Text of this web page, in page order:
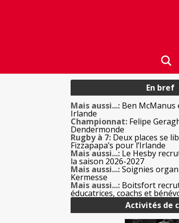
En bref
Mais aussi...: Ben McManus
Irlande
Championnat: Felipe
Dendermonde
Rugby à 7: Deux places se
Fizzapapa’s pour l’Irlande
Mais aussi...: Le Hesby
la saison 2026-2027
Mais aussi...:Soignies
Kermesse
Mais aussi...: Boitsfort
éducatrices, coachs et
Activités de